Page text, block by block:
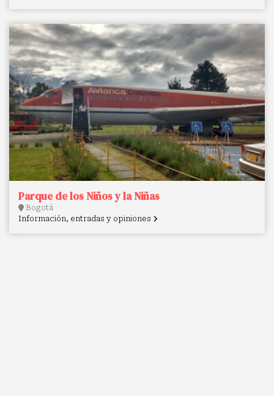
Parque de los Niños y la Niñas
Bogotá
Información, entradas y opiniones